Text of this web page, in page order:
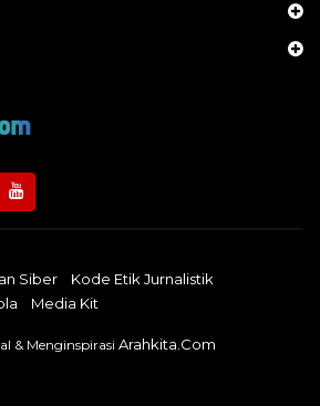
Siber
Kode Etik Jurnalistik
Media Kit
& Menginspirasi Arahkita.com